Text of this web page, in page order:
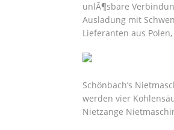
unlÃ¶sbare
Ausladung mit
Lieferanten aus
Schönbach’s
werden vier
Nietzange